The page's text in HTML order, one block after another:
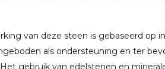
van deze steen is gebaseerd op
als ondersteuning en ter
gebruik van edelstenen en